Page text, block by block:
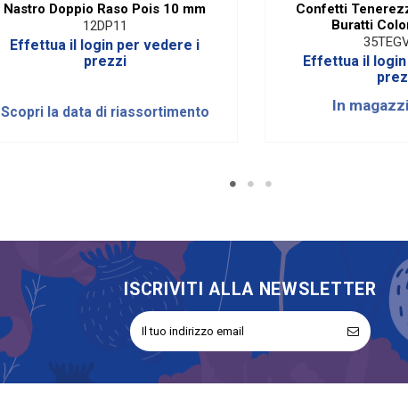
Nastro Doppio Raso Pois 10 mm
12DP11
Effettua il login per vedere i
prezzi
Scopri la data di riassortimento
Confetti
Buratti
Effettua il
In
ISCRIVITI ALLA NEWSLETTER